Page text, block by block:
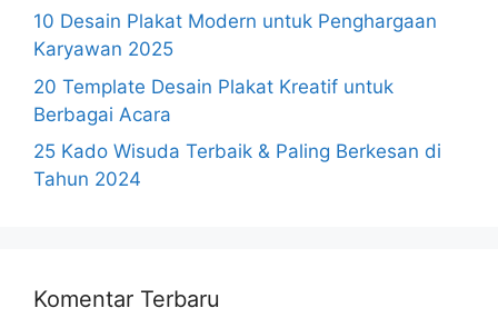
10 Desain Plakat Modern untuk Penghargaan
Karyawan 2025
20 Template Desain Plakat Kreatif untuk
Berbagai Acara
25 Kado Wisuda Terbaik & Paling Berkesan di
Tahun 2024
Komentar Terbaru